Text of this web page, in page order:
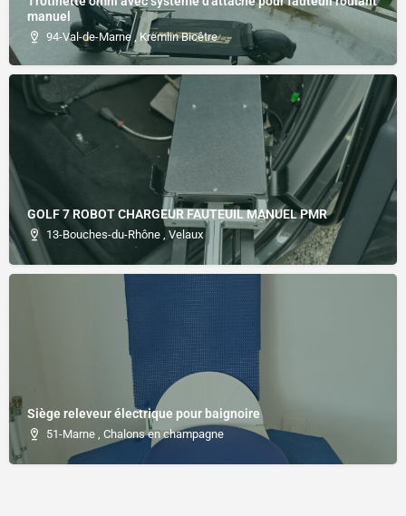
manuel
94-Val-de-Marne , Kremlin Bicêtre
GOLF 7 ROBOT CHARGEUR FAUTEUIL MANUEL PMR
13-Bouches-du-Rhône , Velaux
Siège releveur électrique pour baignoire
51-Marne , Chalons en champagne